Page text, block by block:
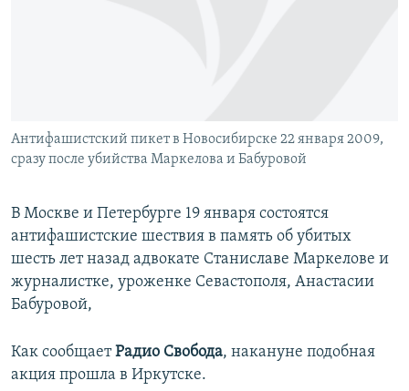
Все сайты RFE/RL
Антифашистский пикет в Новосибирске 22 января 2009,
сразу после убийства Маркелова и Бабуровой
В Москве и Петербурге 19 января состоятся
антифашистские шествия в память об убитых
шесть лет назад адвокате Станиславе Маркелове и
журналистке, уроженке Севастополя, Анастасии
Бабуровой,
Как сообщаетРадио Свобода, накануне подобная
акция прошла в Иркутске.